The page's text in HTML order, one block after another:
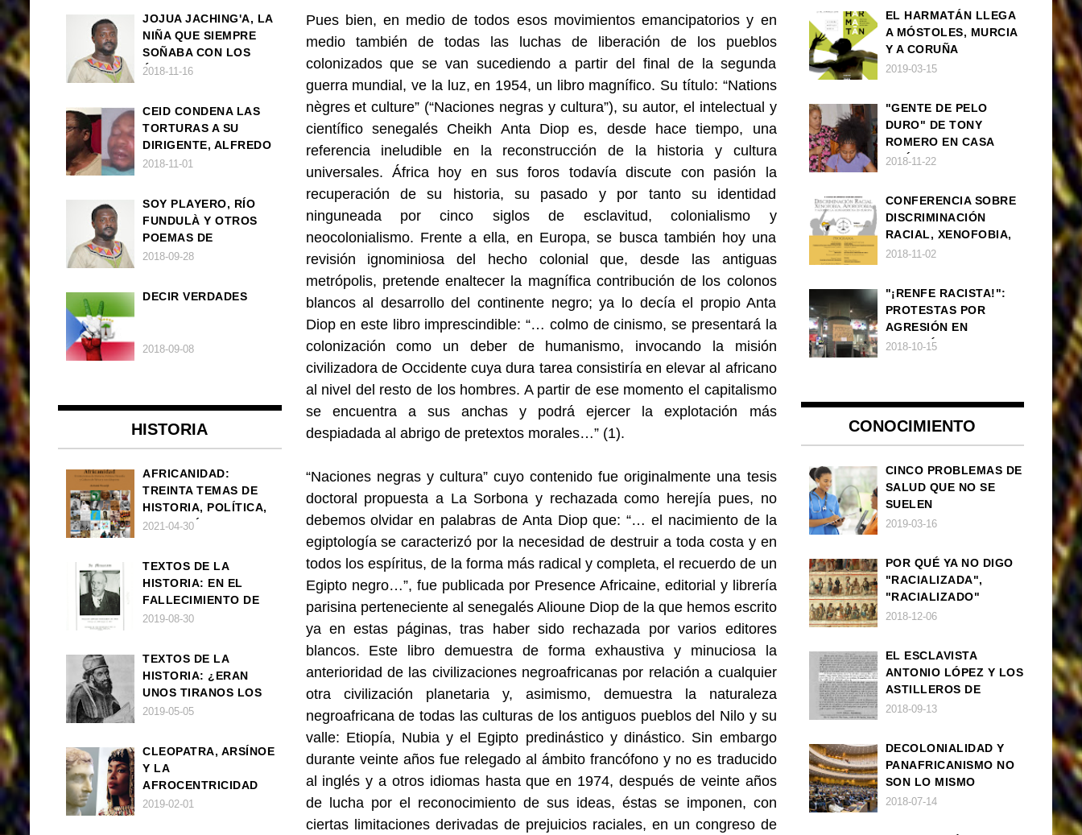
Pues bien, en medio de todos esos movimientos emancipatorios y en
medio también de todas las luchas de liberación de los pueblos
colonizados que se van sucediendo a partir del final de la segunda
guerra mundial, ve la luz, en 1954, un libro magnífico. Su título: “Nations
nègres et culture” (“Naciones negras y cultura”), su autor, el intelectual y
científico senegalés Cheikh Anta Diop es, desde hace tiempo, una
referencia ineludible en la reconstrucción de la historia y cultura
universales. África hoy en sus foros todavía discute con pasión la
recuperación de su historia, su pasado y por tanto su identidad
ninguneada por cinco siglos de esclavitud, colonialismo y
neocolonialismo. Frente a ella, en Europa, se busca también hoy una
revisión ignominiosa del hecho colonial que, desde las antiguas
metrópolis, pretende enaltecer la magnífica contribución de los colonos
blancos al desarrollo del continente negro; ya lo decía el propio Anta
Diop en este libro imprescindible: “… colmo de cinismo, se presentará la
colonización como un deber de humanismo, invocando la misión
civilizadora de Occidente cuya dura tarea consistiría en elevar al africano
al nivel del resto de los hombres. A partir de ese momento el capitalismo
se encuentra a sus anchas y podrá ejercer la explotación más
despiadada al abrigo de pretextos morales…” (1).
“Naciones negras y cultura” cuyo contenido fue originalmente una tesis
doctoral propuesta a La Sorbona y rechazada como herejía pues, no
debemos olvidar en palabras de Anta Diop que: “… el nacimiento de la
egiptología se caracterizó por la necesidad de destruir a toda costa y en
todos los espíritus, de la forma más radical y completa, el recuerdo de un
Egipto negro…”, fue publicada por Presence Africaine, editorial y librería
parisina perteneciente al senegalés Alioune Diop de la que hemos escrito
ya en estas páginas, tras haber sido rechazada por varios editores
blancos. Este libro demuestra de forma exhaustiva y minuciosa la
anterioridad de las civilizaciones negroafricanas por relación a cualquier
otra civilización planetaria y, asimismo, demuestra la naturaleza
negroafricana de todas las culturas de los antiguos pueblos del Nilo y su
valle: Etiopía, Nubia y el Egipto predinástico y dinástico. Sin embargo
durante veinte años fue relegado al ámbito francófono y no es traducido
al inglés y a otros idiomas hasta que en 1974, después de veinte años
de lucha por el reconocimiento de sus ideas, éstas se imponen, con
ciertas limitaciones derivadas de prejuicios raciales, en un congreso de
JOJUA JACHING'A, LA
NIÑA QUE SIEMPRE
SOÑABA CON LOS
ÁNGELES (UN CUENTO
2018-11-16
CEID CONDENA LAS
TORTURAS A SU
DIRIGENTE, ALFREDO
OKENVE
2018-11-01
SOY PLAYERO, RÍO
FUNDULÀ Y OTROS
POEMAS DE
FRANCISCO
2018-09-28
DECIR VERDADES
2018-09-08
HISTORIA
AFRICANIDAD:
TREINTA TEMAS DE
HISTORIA, POLÍTICA,
FILOSOFÍA Y CULTURA
2021-04-30
TEXTOS DE LA
HISTORIA: EN EL
FALLECIMIENTO DE
W.E.B. DU BOIS
2019-08-30
TEXTOS DE LA
HISTORIA: ¿ERAN
UNOS TIRANOS LOS
FARAONES?
2019-05-05
CLEOPATRA, ARSÍNOE
Y LA
AFROCENTRICIDAD
MAL ENTENDIDA
2019-02-01
EL HARMATÁN LLEGA
A MÓSTOLES, MURCIA
Y A CORUÑA
2019-03-15
"GENTE DE PELO
DURO" DE TONY
ROMERO EN CASA
AMÉRICA
2018-11-22
CONFERENCIA SOBRE
DISCRIMINACIÓN
RACIAL, XENOFOBIA,
APOROFOBIA Y AUGE
2018-11-02
"¡RENFE RACISTA!":
PROTESTAS POR
AGRESIÓN EN
ESTACIÓN DE TREN DE
2018-10-15
CONOCIMIENTO
CINCO PROBLEMAS DE
SALUD QUE NO SE
SUELEN
DIAGNOSTICAR BIEN
2019-03-16
POR QUÉ YA NO DIGO
"RACIALIZADA",
"RACIALIZADO"
2018-12-06
EL ESCLAVISTA
ANTONIO LÓPEZ Y LOS
ASTILLEROS DE
NAVANTIA
2018-09-13
DECOLONIALIDAD Y
PANAFRICANISMO NO
SON LO MISMO
2018-07-14